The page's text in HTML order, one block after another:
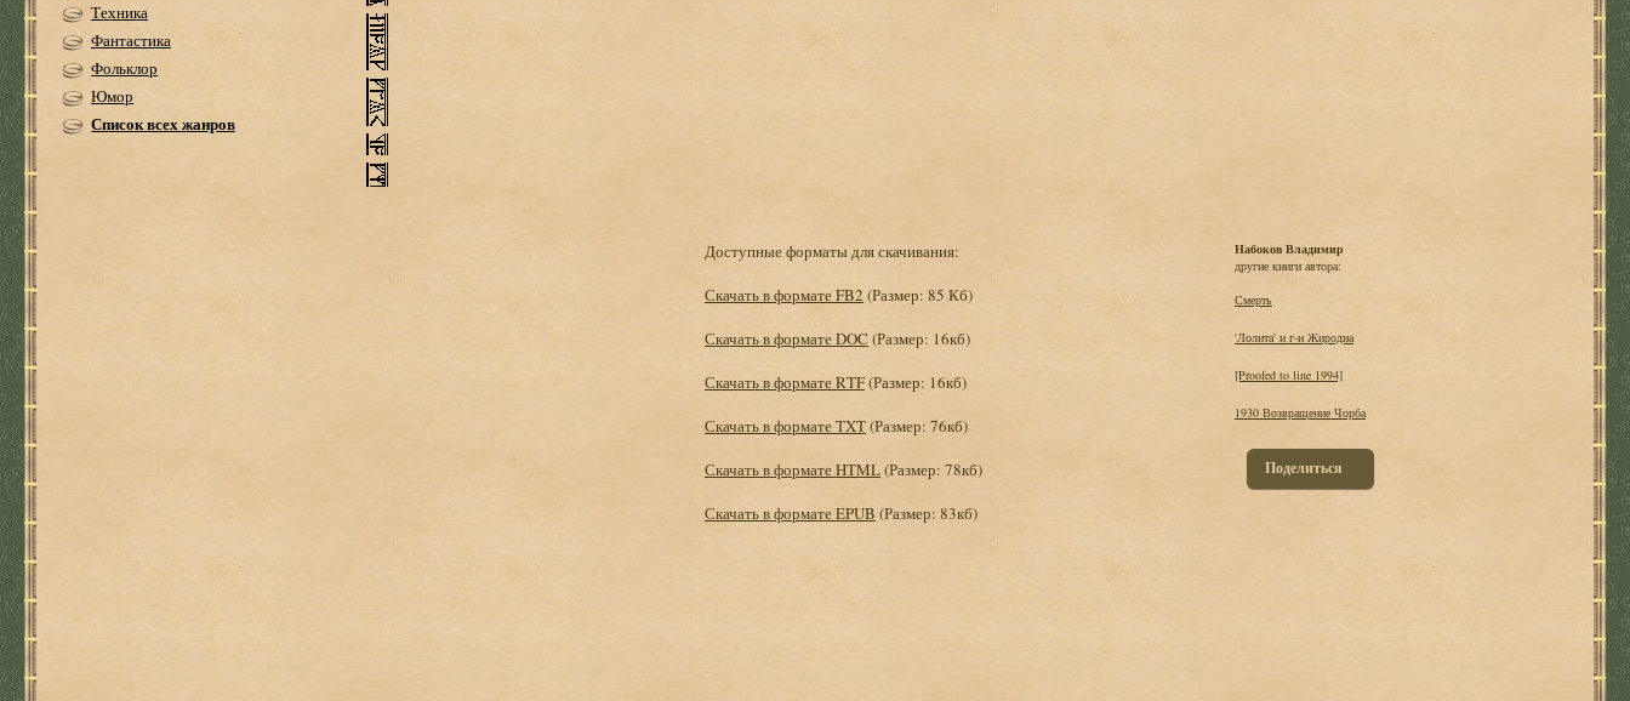
Техника
Фантастика
Фольклор
Юмор
Список всех жанров
Доступные форматы для скачивания:
Скачать в формате FB2 (Размер: 85 Кб)
Скачать в формате DOC (Размер: 16кб)
Скачать в формате RTF(Размер: 16кб)
Скачать в формате TXT(Размер: 76кб)
Скачать в формате HTML(Размер: 78кб)
Скачать в формате EPUB (Размер: 83кб)
Набоков Владимир
другие книги автора:
Смерть
'Лолита' и г-н Жиродиа
[Proofed to line 1994]
1930 Возвращение Чорба
Поделиться